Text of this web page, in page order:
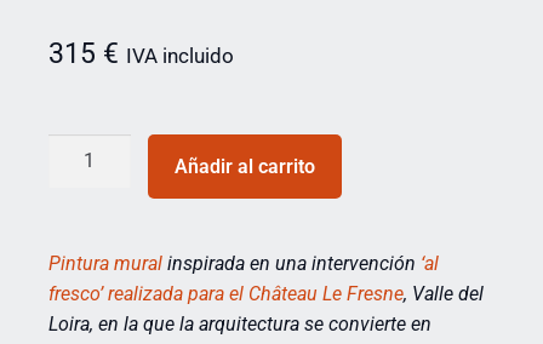
315 € IVA incluido
Añadir al carrito
Pintura mural inspirada en una intervención ‘al
fresco’ realizada para el Château Le Fresne, Valle del
Loira, en la que la arquitectura se convierte en